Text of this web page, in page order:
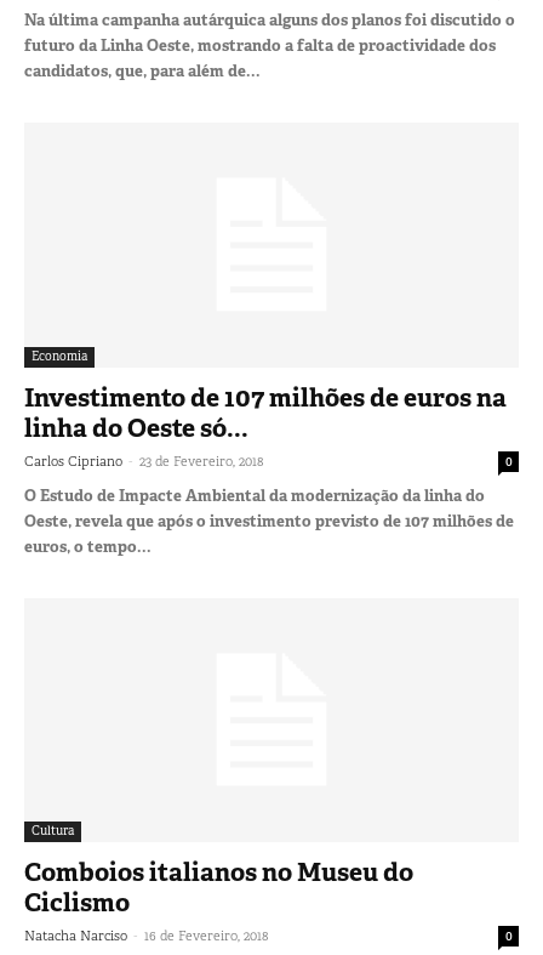
Na última campanha autárquica alguns dos planos foi discutido o
futuro da Linha Oeste, mostrando a falta de proactividade dos
candidatos, que, para além de...
Economia
Investimento de 107 milhões de euros na
linha do Oeste só...
Carlos Cipriano - 23 de Fevereiro, 2018 0
O Estudo de Impacte Ambiental da modernização da linha do
Oeste, revela que após o investimento previsto de 107 milhões de
euros, o tempo...
Cultura
Comboios italianos no Museu do
Ciclismo
Natacha Narciso - 16 de Fevereiro, 2018 0